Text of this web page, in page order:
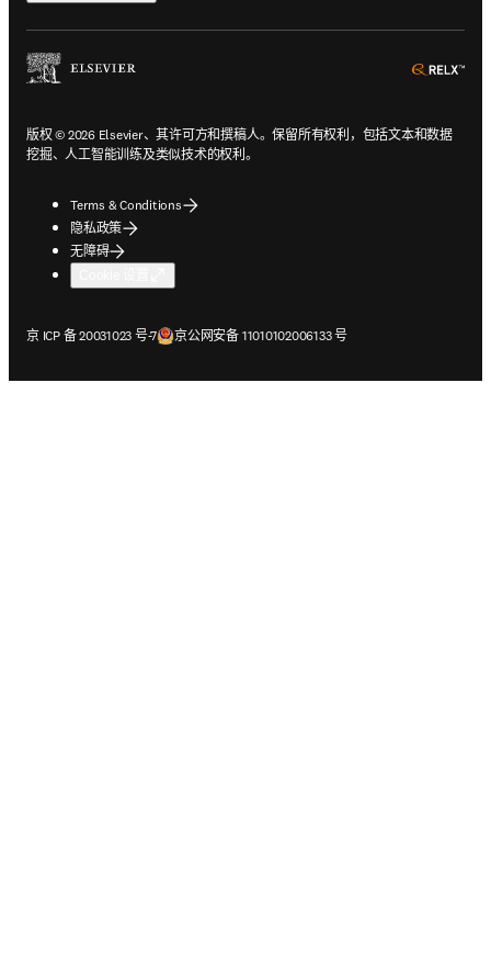
版权 © 2026 Elsevier、其许可方和撰稿人。保留所有权利，包括文本和数据
挖掘、人工智能训练及类似技术的权利。
Terms & Conditions
隐私政策
无障碍
京 ICP 备 20031023 号-7
在新的选项卡/窗口中打开京公网安备 11010102006133 号
在新的选项卡/窗口中打开